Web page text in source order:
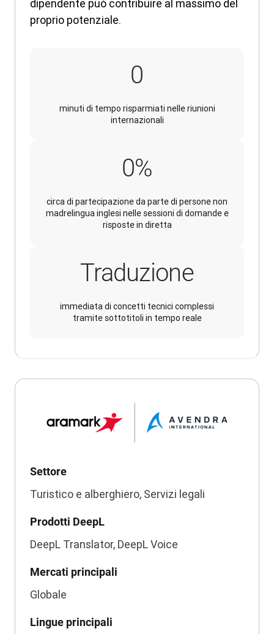
dipendente può contribuire al massimo del
proprio potenziale.
0
minuti di tempo risparmiati nelle riunioni
internazionali
0%
circa di partecipazione da parte di persone non
madrelingua inglesi nelle sessioni di domande e
risposte in diretta
Traduzione
immediata di concetti tecnici complessi
tramite sottotitoli in tempo reale
Settore
Turistico e alberghiero, Servizi legali
Prodotti DeepL
DeepL Translator, DeepL Voice
Mercati principali
Globale
Lingue principali